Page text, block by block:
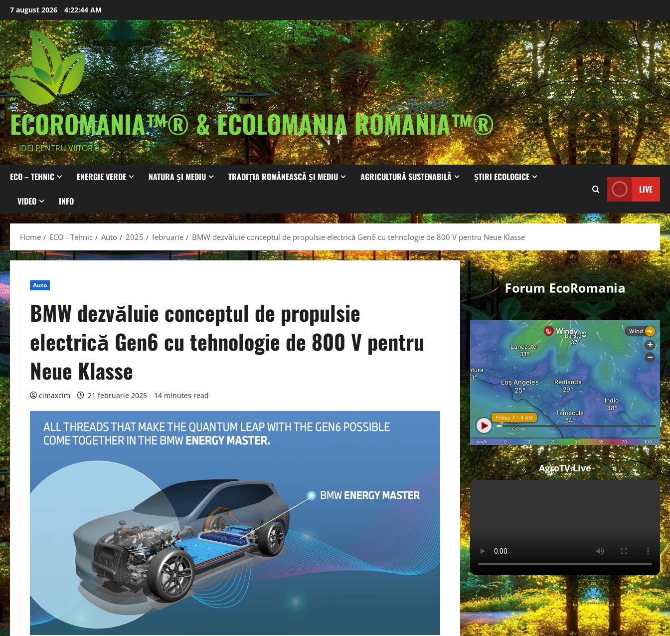
Skip
to
content
7 august 2026 4:22:46 AM
ECOROMANIA™® & ECOLOMANIA ROMANIA™®
-= IDEI PENTRU VIITOR =-
ECO – TEHNIC ENERGIE VERDE NATURA ȘI MEDIU TRADIȚIA ROMÂNEASCĂ ȘI MEDIU AGRICULTURĂ SUSTENABILĂ ȘTIRI ECOLOGICE
VIDEO INFO
LIVE
Home ECO - Tehnic Auto 2025 februarie BMW dezvăluie conceptul de propulsie electrică Gen6 cu tehnologie de 800 V pentru Neue Klasse
Auto
BMW dezvăluie conceptul de propulsie
electrică Gen6 cu tehnologie de 800 V pentru
Neue Klasse
cimaxcim 21 februarie 2025 14 minutes read
Forum EcoRomania
AgroTV Live